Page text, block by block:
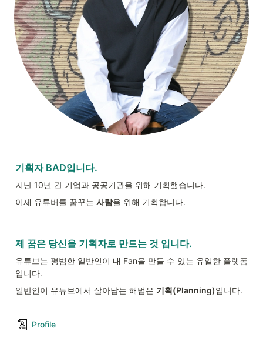
기획자 BAD입니다.
지난 10년 간 기업과 공공기관을 위해 기획했습니다.
이제 유튜버를 꿈꾸는 사람을 위해 기획합니다.
제 꿈은 당신을 기획자로 만드는 것 입니다.
유튜브는 평범한 일반인이 내 Fan을 만들 수 있는 유일한 플랫폼
입니다.
일반인이 유튜브에서 살아남는 해법은 기획(Planning)입니다.
Profile